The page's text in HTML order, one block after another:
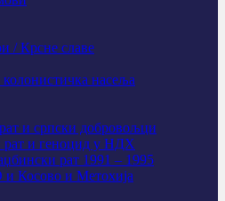
/ Крсне славе
насеља
и српски добровољци
рат и геноцид у НДХ
рат 1991 – 1995
Косово и Метохија